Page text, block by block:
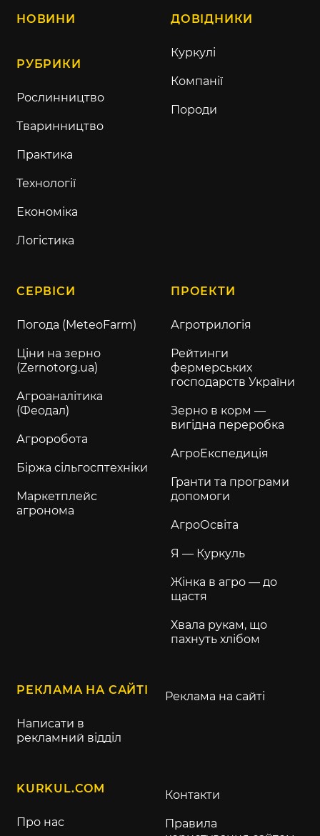
НОВИНИ
РУБРИКИ
Рослинництво
Тваринництво
Практика
Технології
Економіка
Логістика
ДОВІДНИКИ
Куркулі
Компанії
Породи
СЕРВІСИ
Погода (MeteoFarm)
Ціни на зерно
(Zernotorg.ua)
Агроаналітика
(Феодал)
Агроробота
Біржа сільгосптехніки
Маркетплейс
агронома
ПРОЕКТИ
Агротрилогія
Рейтинги
фермерських
господарств України
Зерно в корм —
вигідна переробка
АгроЕкспедиція
Гранти та програми
допомоги
АгроОсвіта
Я — Куркуль
Жінка в агро — до
щастя
Хвала рукам, що
пахнуть хлібом
РЕКЛАМА НА САЙТІ
Написати в
рекламний відділ
Реклама на сайті
KURKUL.COM
Про нас
Контакти
Правила